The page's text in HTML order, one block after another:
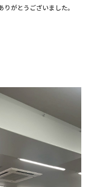
がとうございました。